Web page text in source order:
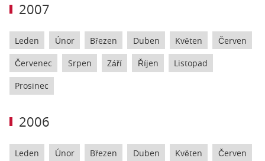
2007
Leden Únor Březen Duben Květen Červen
Červenec Srpen Září Říjen Listopad
Prosinec
2006
Leden Únor Březen Duben Květen Červen